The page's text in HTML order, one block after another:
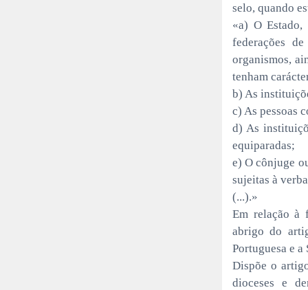
selo, quando
«a) O Estado,
federações
organismos,
tenham
b) As
c) As pessoas
d) As
equiparadas;
e) O cônjuge
sujeitas à
(...).»
Em relação à
abrigo do
Portuguesa e a
Dispõe o
dioceses e